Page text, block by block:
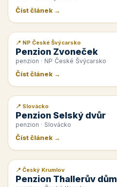
Číst článek →
📰 PR článek
📍 NP České Švýcarsko
Penzion Zvoneček
penzion · NP České Švýcarsko
Číst článek →
📰 PR článek
📍 Slovácko
Penzion Selský dvůr
penzion · Slovácko
Číst článek →
📰 PR článek
📍 Český Krumlov
Penzion Thallerův dům